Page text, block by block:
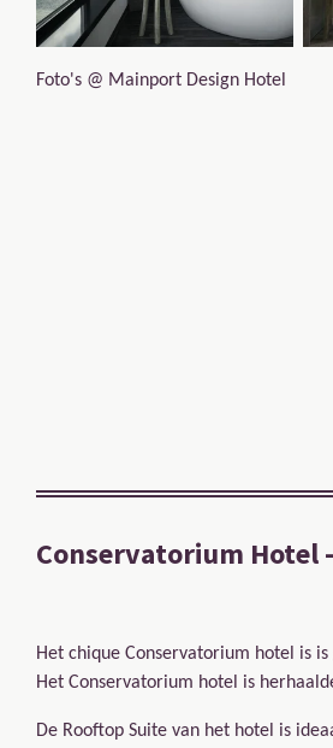
Foto's @ Mainport Design Hotel
Conservatorium Hotel
Het chique Conservatorium hotel is
Het Conservatorium hotel is
De Rooftop Suite van het hotel is